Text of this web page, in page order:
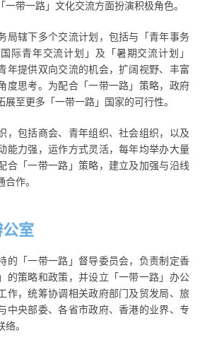
一带一路」文化交流方面扮演积极角色。
局辖下多个交流计划，包括与「青年事务
际青年交流计划」及「暑期交流计划」
年提供双向交流的机会，扩阔视野、丰富
度思考。为配合「一带一路」策略，政府
展至更多「一带一路」国家的可行性。
，包括商会、青年组织、社会组织，以及
能力强，运作方式灵活，每年均举办大量
合「一带一路」策略，建立及加强与沿线
合作。
公室
的「一带一路」督导委员会，负责制定香
的策略和政策，并设立「一带一路」办公
作，统筹协调相关政府部门及贸发局、旅
中央部委、各省市政府、香港的业界、专
络。